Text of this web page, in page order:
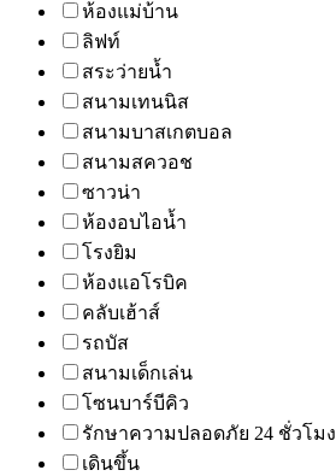
ห้องแม่บ้าน
ลิฟท์
สระว่ายน้ำ
สนามเทนนิส
สนามบาสเกตบอล
สนามสควอช
ซาวน่า
ห้องอบไอน้ำ
โรงยิม
ห้องแอโรบิค
คลับเฮ้าส์
รถบัส
สนามเด็กเล่น
โซนบาร์บีคิว
รักษาความปลอดภัย 24 ชั่วโมง
เดินขึ้น